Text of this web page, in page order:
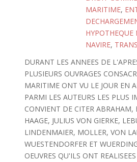
MARITIME,
NAVIRE,
DURANT LES ANNEES DE
PLUSIEURS OUVRAGES
MARITIME ONT VU LE JOUR EN
PARMI LES AUTEURS LES PLUS
CONVIENT DE CITER ABRAHAM,
HAAGE, JULIUS VON GIERKE,
LINDENMAIER, MOLLER, VON
WUESTENDORFER ET
OEUVRES QU'ILS ONT